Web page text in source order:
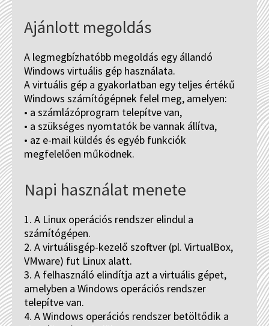
Ajánlott megoldás
A legmegbízhatóbb megoldás egy állandó
Windows virtuális gép használata.
A virtuális gép a gyakorlatban egy teljes értékű
Windows számítógépnek felel meg, amelyen:
• a számlázóprogram telepítve van,
• a szükséges nyomtatók be vannak állítva,
• az e-mail küldés és egyéb funkciók
megfelelően működnek.
Napi használat menete
1. A Linux operációs rendszer elindul a
számítógépen.
2. A virtuálisgép-kezelő szoftver (pl. VirtualBox,
VMware) fut Linux alatt.
3. A felhasználó elindítja azt a virtuális gépet,
amelyben a Windows operációs rendszer
telepítve van.
4. A Windows operációs rendszer betöltődik a